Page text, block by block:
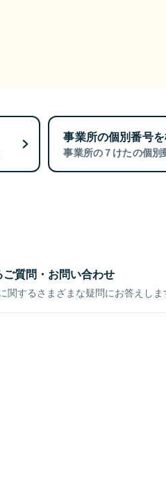
事業所の個別番号
事業所の７けたの個別
ご質問・お問い合わせ
関するさまざまな疑問にお答えしま